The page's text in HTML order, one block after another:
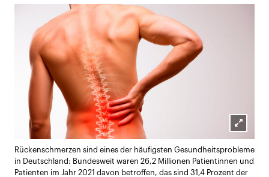
Lightbox
öffnen
Rückenschmerzen sind eines der häufigsten Gesundheitsprobleme
in Deutschland: Bundesweit waren 26,2 Millionen Patientinnen und
Patienten im Jahr 2021 davon betroffen, das sind 31,4 Prozent der